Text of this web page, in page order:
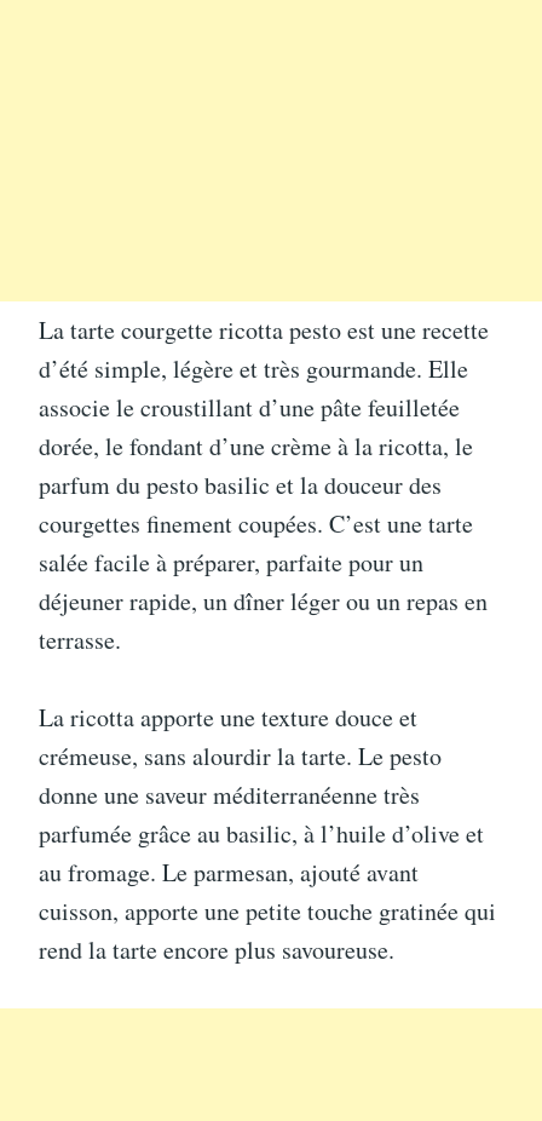
La tarte courgette ricotta pesto est une recette
d’été simple, légère et très gourmande. Elle
associe le croustillant d’une pâte feuilletée
dorée, le fondant d’une crème à la ricotta, le
parfum du pesto basilic et la douceur des
courgettes finement coupées. C’est une tarte
salée facile à préparer, parfaite pour un
déjeuner rapide, un dîner léger ou un repas en
terrasse.
La ricotta apporte une texture douce et
crémeuse, sans alourdir la tarte. Le pesto
donne une saveur méditerranéenne très
parfumée grâce au basilic, à l’huile d’olive et
au fromage. Le parmesan, ajouté avant
cuisson, apporte une petite touche gratinée qui
rend la tarte encore plus savoureuse.